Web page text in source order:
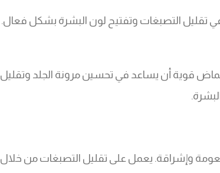
التصبغات وتفتيح لون البشرة بشكل فعال.
قوية أن يساعد في تحسين مرونة الجلد وتقليل
نعومة وإشراقة. يعمل على تقليل التصبغات من خلال